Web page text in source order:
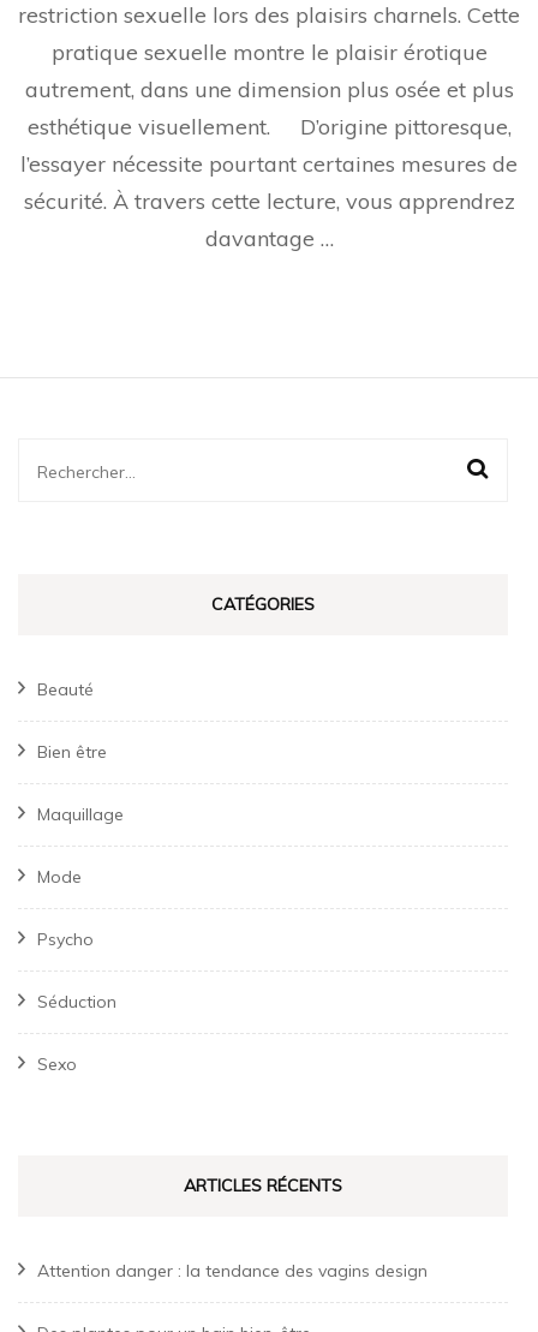
restriction sexuelle lors des plaisirs charnels. Cette
pratique sexuelle montre le plaisir érotique
autrement, dans une dimension plus osée et plus
esthétique visuellement. D’origine pittoresque,
l’essayer nécessite pourtant certaines mesures de
sécurité. À travers cette lecture, vous apprendrez
davantage …
Rechercher :
CATÉGORIES
Beauté
Bien être
Maquillage
Mode
Psycho
Séduction
Sexo
ARTICLES RÉCENTS
Attention danger : la tendance des vagins design